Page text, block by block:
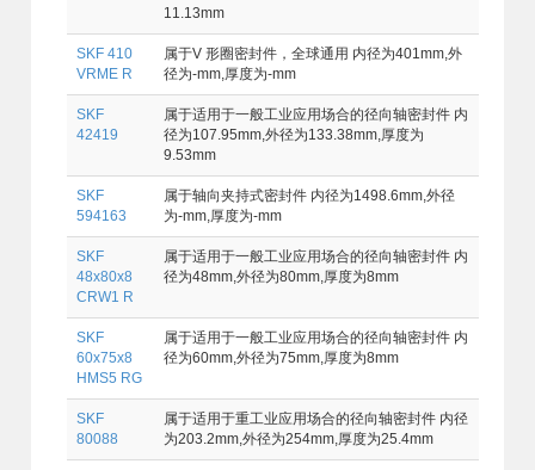
11.13mm
SKF 410
VRME R
属于V 形圈密封件，全球通用 内径为401mm,外
径为-mm,厚度为-mm
SKF
42419
属于适用于一般工业应用场合的径向轴密封件 内
径为107.95mm,外径为133.38mm,厚度为
9.53mm
SKF
594163
属于轴向夹持式密封件 内径为1498.6mm,外径
为-mm,厚度为-mm
SKF
48x80x8
CRW1 R
属于适用于一般工业应用场合的径向轴密封件 内
径为48mm,外径为80mm,厚度为8mm
SKF
60x75x8
HMS5 RG
属于适用于一般工业应用场合的径向轴密封件 内
径为60mm,外径为75mm,厚度为8mm
SKF
80088
属于适用于重工业应用场合的径向轴密封件 内径
为203.2mm,外径为254mm,厚度为25.4mm